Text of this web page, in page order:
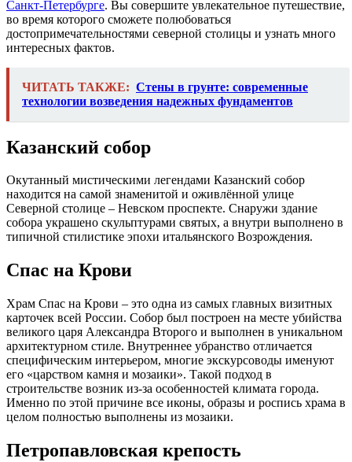
Санкт-Петербурге. Вы совершите увлекательное путешествие,
во время которого сможете полюбоваться
достопримечательностями северной столицы и узнать много
интересных фактов.
ЧИТАТЬ ТАКЖЕ: Стены в грунте: современные
технологии возведения надежных фундаментов
Казанский собор
Окутанный мистическими легендами Казанский собор
находится на самой знаменитой и оживлённой улице
Северной столице – Невском проспекте. Снаружи здание
собора украшено скульптурами святых, а внутри выполнено в
типичной стилистике эпохи итальянского Возрождения.
Спас на Крови
Храм Спас на Крови – это одна из самых главных визитных
карточек всей России. Собор был построен на месте убийства
великого царя Александра Второго и выполнен в уникальном
архитектурном стиле. Внутреннее убранство отличается
специфическим интерьером, многие экскурсоводы именуют
его «царством камня и мозаики». Такой подход в
строительстве возник из-за особенностей климата города.
Именно по этой причине все иконы, образы и роспись храма в
целом полностью выполнены из мозаики.
Петропавловская крепость